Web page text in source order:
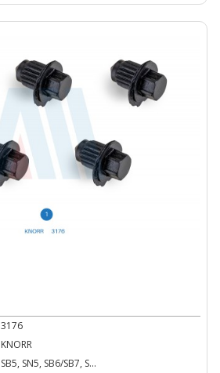
3176
KNORR
SB5, SN5, SB6/SB7, S...